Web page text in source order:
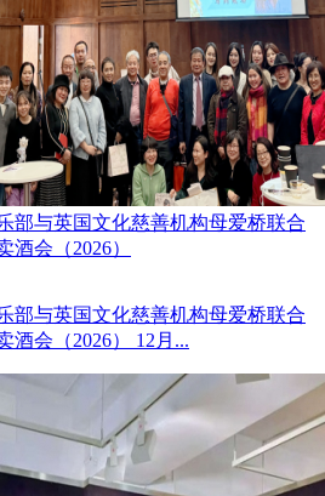
部与英国文化慈善机构母爱桥联合
酒会（2026）
部与英国文化慈善机构母爱桥联合
酒会（2026） 12月...